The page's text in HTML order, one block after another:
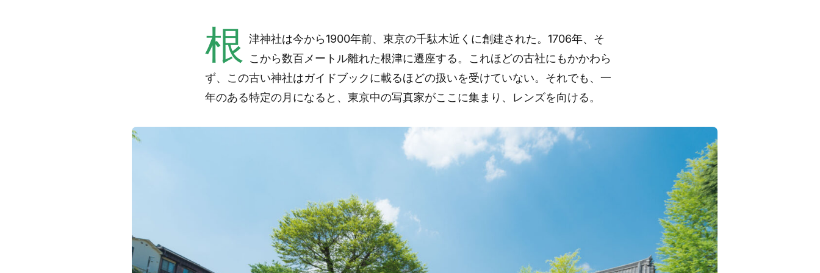
根
津神社は今から1900年前、東京の千駄木近くに創建された。1706年、そ
こから数百メートル離れた根津に遷座する。これほどの古社にもかかわら
ず、この古い神社はガイドブックに載るほどの扱いを受けていない。それでも、一
年のある特定の月になると、東京中の写真家がここに集まり、レンズを向ける。